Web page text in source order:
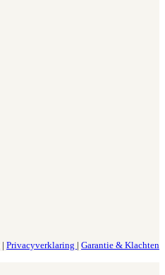
| Privacyverklaring | Garantie & Klachten